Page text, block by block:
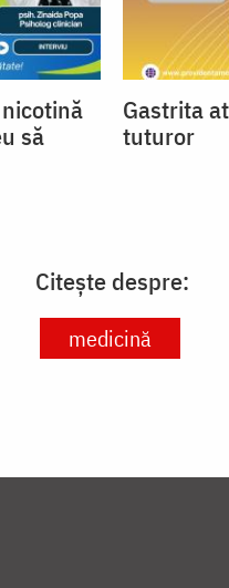
să
Gastrita
tuturor
Citește despre:
medicină